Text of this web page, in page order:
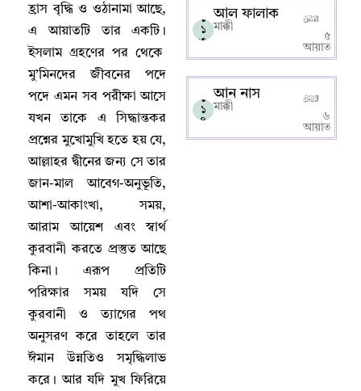
হ্রাস বৃদ্ধি ও ওঠানামা আছে,
এ আয়াতটি তার একটি ।
ইসলাম গ্রহণের পর থেকে
মু’মিনদের জীবনের পদে
পদে এমন সব পরীক্ষা আসে
যখন তাকে এ সিদ্ধান্তকর
প্রশ্নের মুখোমুখি হতে হয় যে,
আল্লাহর দ্বীনের জন্য সে তার
জান-মাল আবেগ-অনুভূতি,
আশা-আকাংখা,সময়,
আরাম আয়েশ এবং স্বার্থ
কুরবানী করতে প্রস্তুত আছে
কিনা । এরূপ প্রতিটি
পরিক্ষার সময় যদি সে
কুরবানী ও ত্যাগের পথ
অনুসরণ করে তাহলে তার
ঈমান উন্নতিও সমৃদ্ধিলাভ
করে । আর যদি মুখ ফিরিয়ে
১
১
৩
আল ফালাক
মাক্কী
৫
আয়াত
১
১
৪
আন নাস
মাক্কী
৬
আয়াত